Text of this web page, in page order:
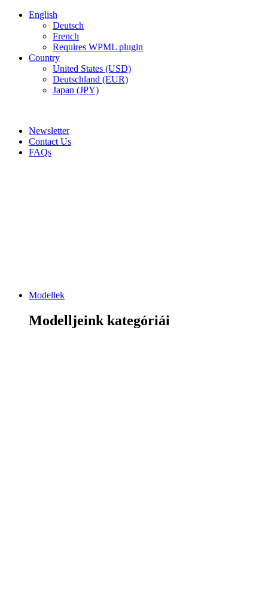
English
Deutsch
French
Requires WPML plugin
Country
United States (USD)
Deutschland (EUR)
Japan (JPY)
Newsletter
Contact Us
FAQs
Modellek
Modelljeink kategóriái